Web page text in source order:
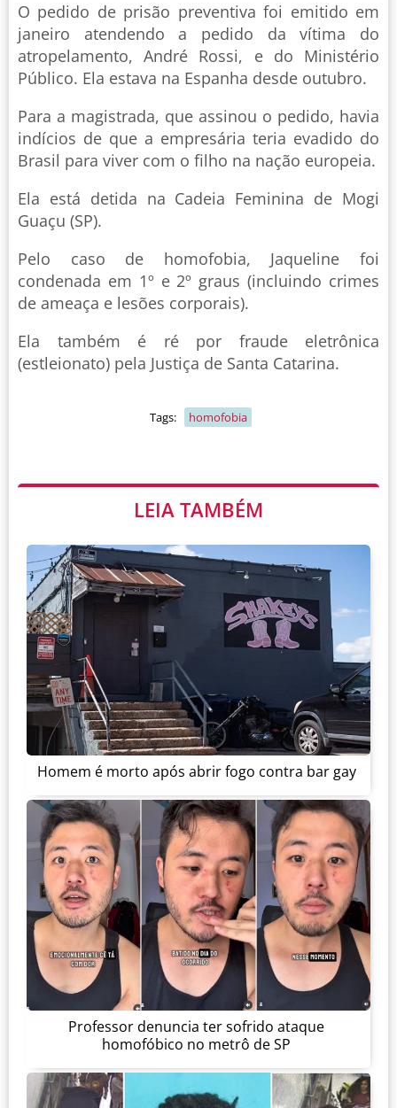
O pedido de prisão preventiva foi emitido em
janeiro atendendo a pedido da vítima do
atropelamento, André Rossi, e do Ministério
Público. Ela estava na Espanha desde outubro.
Para a magistrada, que assinou o pedido, havia
indícios de que a empresária teria evadido do
Brasil para viver com o filho na nação europeia.
Ela está detida na Cadeia Feminina de Mogi
Guaçu (SP).
Pelo caso de homofobia, Jaqueline foi
condenada em 1º e 2º graus (incluindo crimes
de ameaça e lesões corporais).
Ela também é ré por fraude eletrônica
(estleionato) pela Justiça de Santa Catarina.
Tags: homofobia
LEIA TAMBÉM
Homem é morto após abrir fogo contra bar gay
Professor denuncia ter sofrido ataque
homofóbico no metrô de SP